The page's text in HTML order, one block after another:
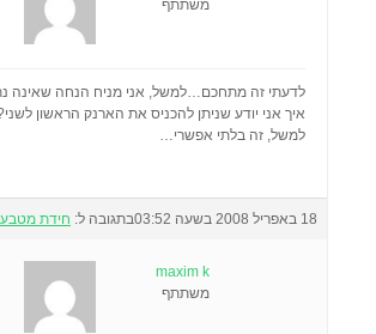
משתתף
לדעתי זה מתחכם…למשל, אני מניח הנחה שאינה
איך אני יודע שניתן להכניס את הארנק הראשון
למשל, זה בלתי אפשרי…
18 באפריל 2008 בשעה 03:52 בתגובה ל: חידת
maxim k
משתתף